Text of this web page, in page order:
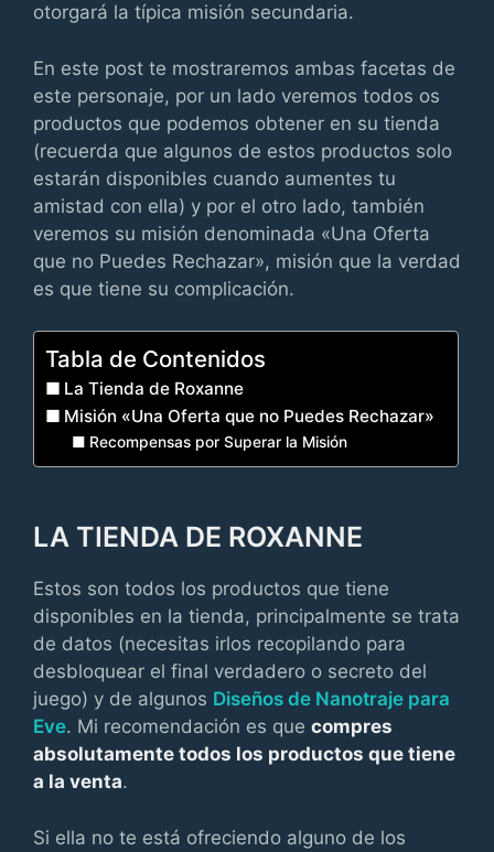
otorgará la típica misión secundaria.
En este post te mostraremos ambas facetas de
este personaje, por un lado veremos todos os
productos que podemos obtener en su tienda
(recuerda que algunos de estos productos solo
estarán disponibles cuando aumentes tu
amistad con ella) y por el otro lado, también
veremos su misión denominada «Una Oferta
que no Puedes Rechazar», misión que la verdad
es que tiene su complicación.
Tabla de Contenidos
La Tienda de Roxanne
Misión «Una Oferta que no Puedes Rechazar»
Recompensas por Superar la Misión
LA TIENDA DE ROXANNE
Estos son todos los productos que tiene
disponibles en la tienda, principalmente se trata
de datos (necesitas irlos recopilando para
desbloquear el final verdadero o secreto del
juego) y de algunos Diseños de Nanotraje para
Eve. Mi recomendación es que compres
absolutamente todos los productos que tiene
a la venta.
Si ella no te está ofreciendo alguno de los